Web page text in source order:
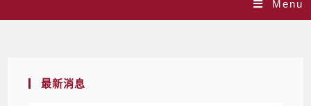
Menu
最新消息